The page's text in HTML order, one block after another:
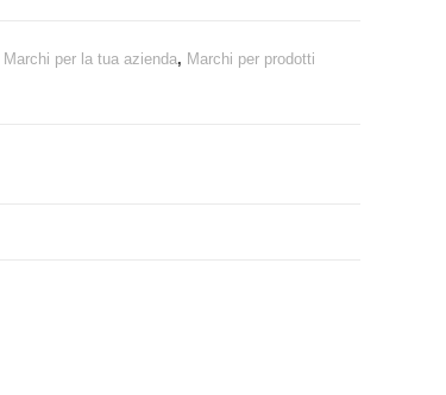
Marchi per la tua azienda, Marchi per prodotti